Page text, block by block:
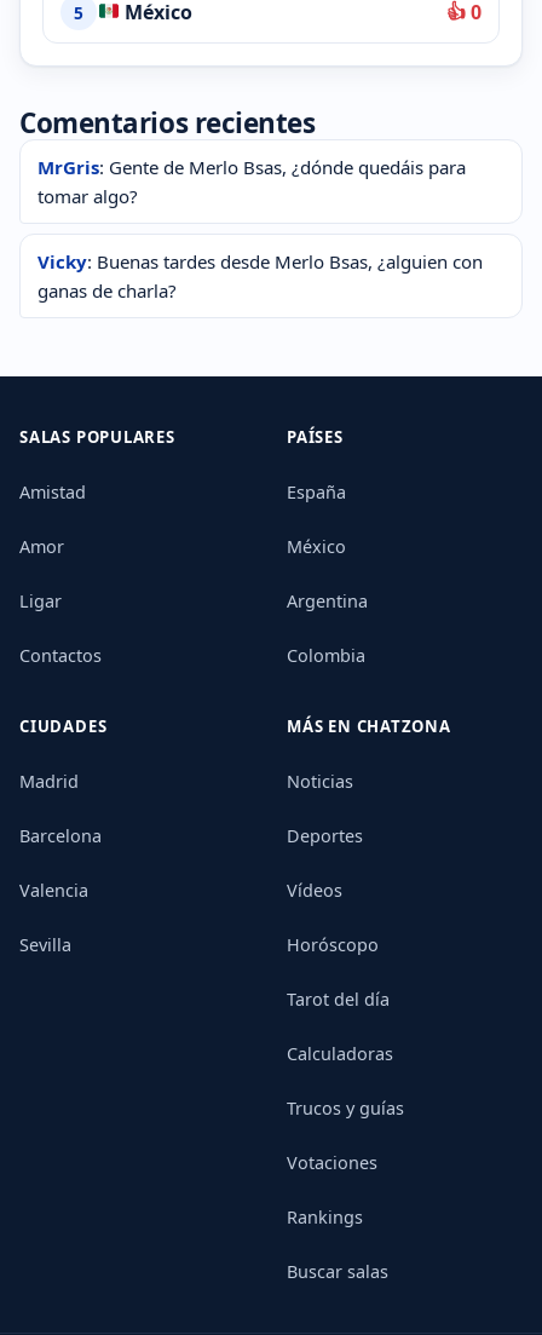
5 México 👍 0
Comentarios recientes
MrGris: Gente de Merlo Bsas, ¿dónde quedáis para
tomar algo?
Vicky: Buenas tardes desde Merlo Bsas, ¿alguien con
ganas de charla?
SALAS POPULARES
Amistad
Amor
Ligar
Contactos
PAÍSES
España
México
Argentina
Colombia
CIUDADES
Madrid
Barcelona
Valencia
Sevilla
MÁS EN CHATZONA
Noticias
Deportes
Vídeos
Horóscopo
Tarot del día
Calculadoras
Trucos y guías
Votaciones
Rankings
Buscar salas